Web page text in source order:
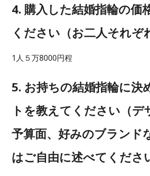
4. 購入した結婚指輪の価
ください（お二人それぞ
1人５万8000円程
5. お持ちの結婚指輪に決
トを教えてください（デ
予算面、好みのブランド
はご自由に述べてくださ